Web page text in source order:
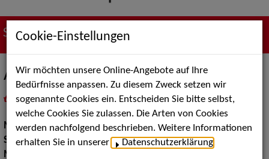
Suche nach Künstler*innen
Antje Medwed
als PDF speichern
inMeine Merklistelegen
Musik:Jazz
Show:Moderation, Show Acts
Musik Shows:
Cookie-Einstellungen
Wir möchten unsere Online-Angebote auf Ihre
Bedürfnisse anpassen. Zu diesem Zweck setzen wir
sogenannte Cookies ein. Entscheiden Sie bitte selbst,
welche Cookies Sie zulassen. Die Arten von Cookies
werden nachfolgend beschrieben. Weitere Informationen
erhalten Sie in unserer
Datenschutzerklärung